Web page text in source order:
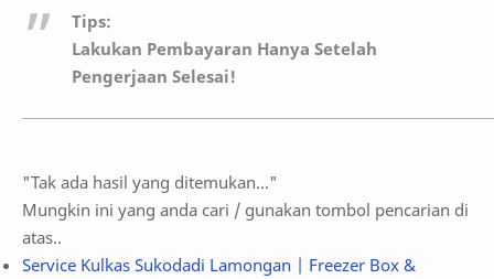
Tips:
Lakukan Pembayaran Hanya Setelah
Pengerjaan Selesai!
"Tak ada hasil yang ditemukan..."
Mungkin ini yang anda cari / gunakan tombol pencarian di
atas..
Service Kulkas Sukodadi Lamongan | Freezer Box &